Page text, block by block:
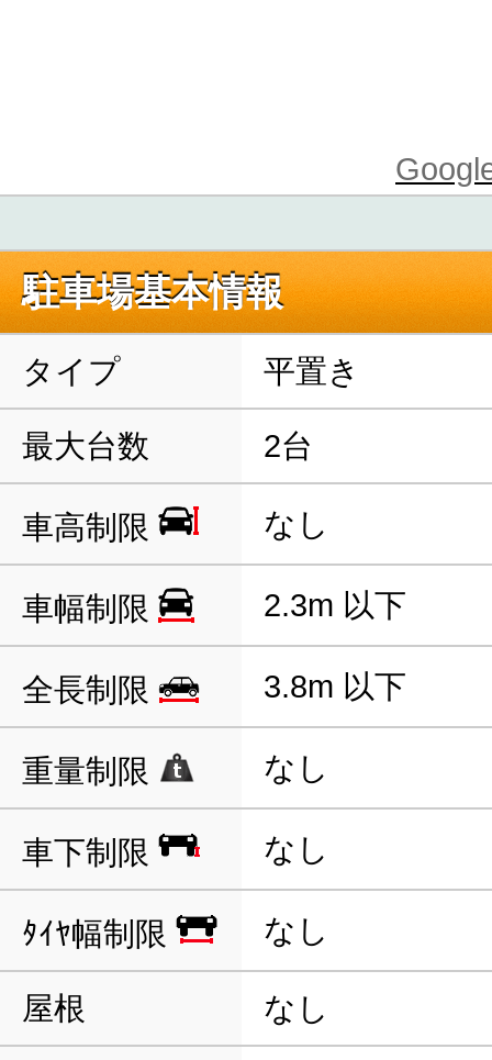
駐車場基本情報
タイプ 平置き
最大台数 2台
車高制限 なし
車幅制限 2.3m 以下
全長制限 3.8m 以下
重量制限 なし
車下制限 なし
ﾀｲﾔ幅制限 なし
屋根 なし